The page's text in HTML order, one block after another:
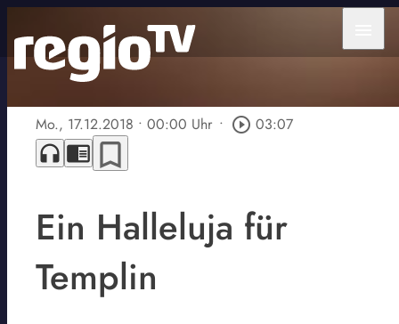
Mo., 17.12.2018 • 00:00 Uhr • play_circle_outline 03:07
headphones chrome_reader_mode bookmark_border
Ein Halleluja für
Templin